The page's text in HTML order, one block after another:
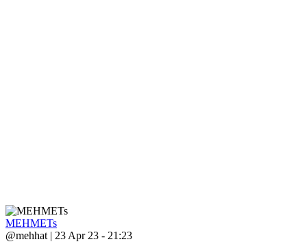
MEHMETs
@mehhat | 23 Apr 23 - 21:23